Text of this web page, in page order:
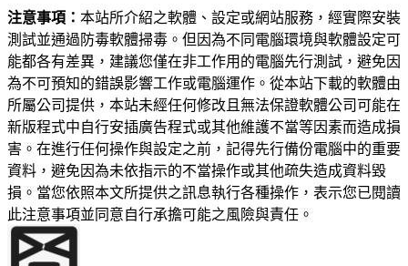
注意事項： 本站所介紹之軟體、設定或網站服務，經實際安裝
測試並通過防毒軟體掃毒。但因為不同電腦環境與軟體設定可
能都各有差異，建議您僅在非工作用的電腦先行測試，避免因
為不可預知的錯誤影響工作或電腦運作。從本站下載的軟體由
所屬公司提供，本站未經任何修改且無法保證軟體公司可能在
新版程式中自行安插廣告程式或其他維護不當等因素而造成損
害。在進行任何操作與設定之前，記得先行備份電腦中的重要
資料，避免因為未依指示的不當操作或其他疏失造成資料毀
損。當您依照本文所提供之訊息執行各種操作，表示您已閱讀
此注意事項並同意自行承擔可能之風險與責任。